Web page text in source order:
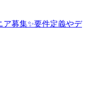
募集✨要件定義やデ